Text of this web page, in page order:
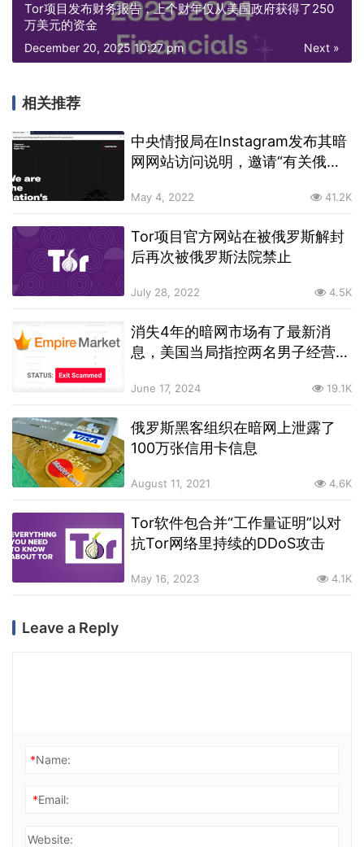
Tor项目发布财务报告，上个财年仅从美国政府获得了250
万美元的资金
Next »
December 20, 2025 10:27 pm
相关推荐
中央情报局在Instagram发布其暗
网网站访问说明，邀请“有关俄罗
May 4, 2022 41.2K
Tor项目官方网站在被俄罗斯解封
后再次被俄罗斯法院禁止
July 28, 2022 4.5K
消失4年的暗网市场有了最新消
息，美国当局指控两名男子经营暗
June 17, 2024 19.1K
俄罗斯黑客组织在暗网上泄露了
100万张信用卡信息
August 11, 2021 4.6K
Tor软件包合并“工作量证明”以对
抗Tor网络里持续的DDoS攻击
May 16, 2023 4.1K
Leave a Reply
*Name:
*Email:
Website: